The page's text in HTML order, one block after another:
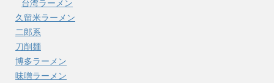
台湾ラーメン
久留米ラーメン
二郎系
刀削麺
博多ラーメン
味噌ラーメン